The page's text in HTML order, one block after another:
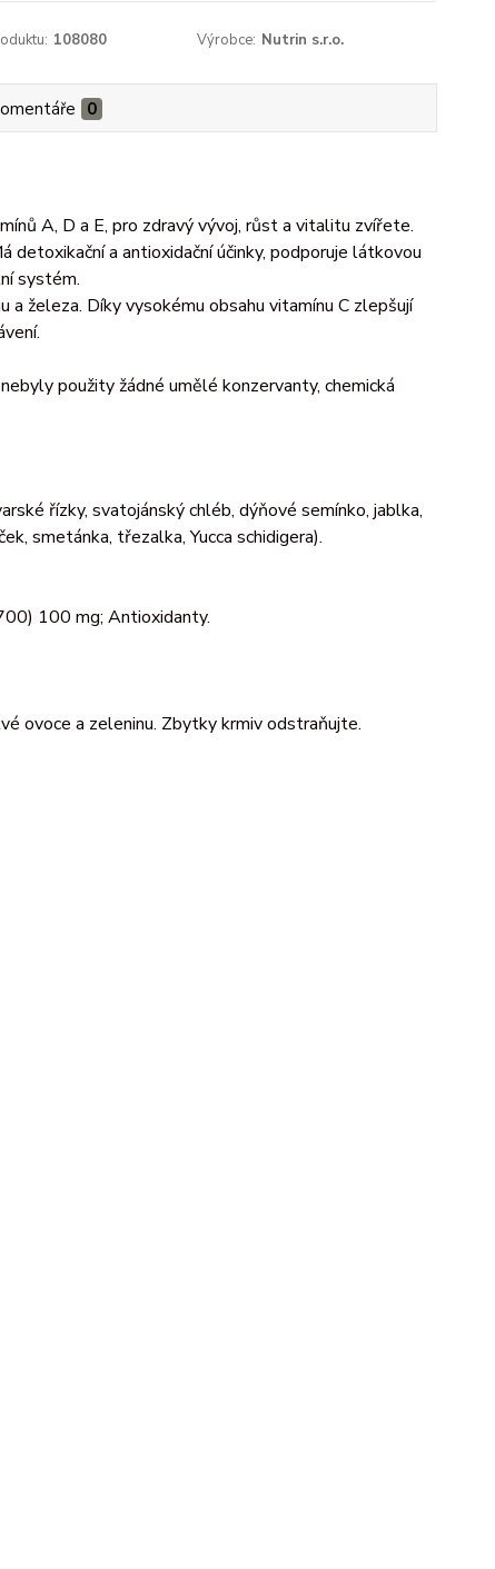
108080 Výrobce: Nutrin s.r.o.
0
A, D a E, pro zdravý vývoj, růst a vitalitu zvířete.
detoxikační a antioxidační účinky, podporuje látkovou
systém.
a železa. Díky vysokému obsahu vitamínu C zlepšují
použity žádné umělé konzervanty, chemická
řízky, svatojánský chléb, dýňové semínko, jablka,
smetánka, třezalka, Yucca schidigera).
100 mg; Antioxidanty.
ovoce a zeleninu. Zbytky krmiv odstraňujte.